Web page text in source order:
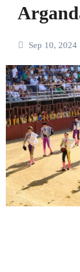
Sep 10, 2024